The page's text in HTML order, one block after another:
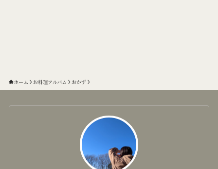
ホーム お料理アルバム おかず